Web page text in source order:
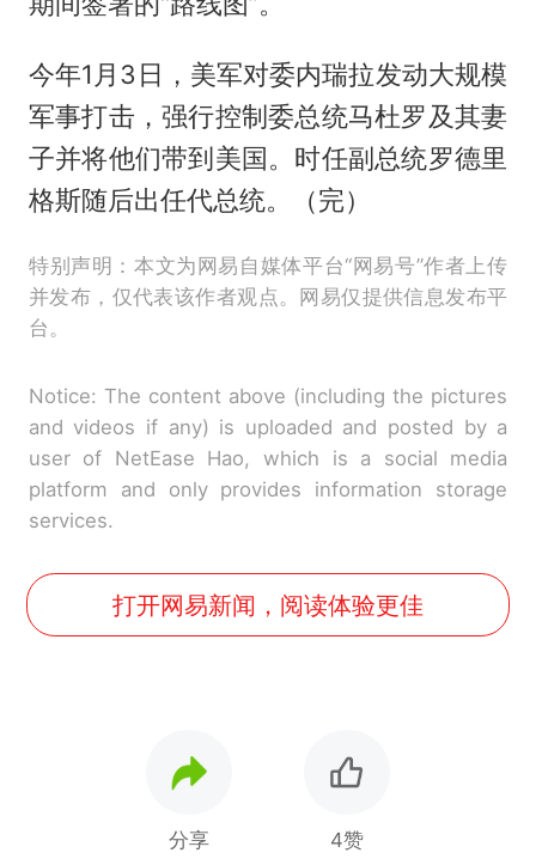
今年1月3日，美军对委内瑞拉发动大规模
军事打击，强行控制委总统马杜罗及其妻
子并将他们带到美国。时任副总统罗德里
格斯随后出任代总统。（完）
特别声明：本文为网易自媒体平台“网易号”作者上传
并发布，仅代表该作者观点。网易仅提供信息发布平
台。
Notice: The content above (including the pictures
and videos if any) is uploaded and posted by a
user of NetEase Hao, which is a social media
platform and only provides information storage
services.
打开网易新闻，阅读体验更佳
分享 4赞